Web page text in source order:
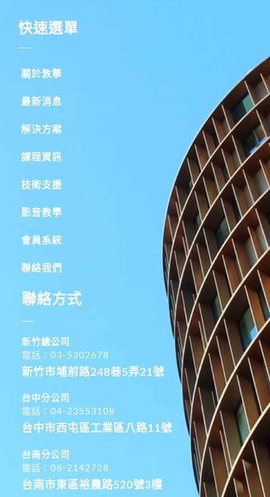
快速選單
關於敦擎
最新消息
解決方案
課程資訊
技術支援
影音教學
會員系統
聯絡我們
聯絡方式
新竹總公司
電話：03-5302678
新竹市埔前路248巷5弄21號
台中分公司
電話：04-23553108
台中市西屯區工業區八路11號
台南分公司
電話：06-2142728
台南市東區裕農路520號3樓